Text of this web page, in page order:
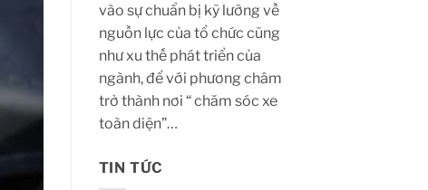
vào sự chuẩn bị kỹ lưỡng về
nguồn lực của tổ chức cũng
như xu thế phát triển của
ngành, để với phương châm
trở thành nơi “ chăm sóc xe
toàn diện”…
TIN TỨC